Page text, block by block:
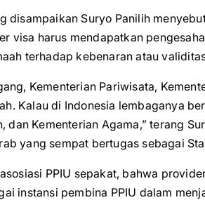
disampaikan Suryo Panilih
visa harus mendapatkan
terhadap kebenaran atau
Kementerian Pariwisata,
Kalau di Indonesia lembaganya
dan Kementerian Agama,” terang
yang sempat bertugas sebagai
PPIU sepakat, bahwa
instansi pembina PPIU dalam